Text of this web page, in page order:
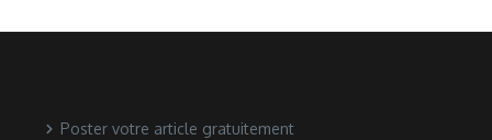
Poster votre article gratuitement